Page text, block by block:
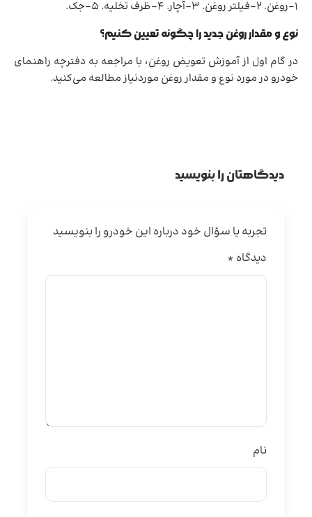
1-روغن. 2-فیلتر روغن. 3-آچار. 4-ظرف تخلیه. 5-جک.
نوع و مقدار روغن جدید را چگونه تعیین کنیم؟
در گام اول از آموزش تعویض روغن، با مراجعه به دفترچه راهنمای
خودرو در مورد نوع و مقدار روغن موردنیاز مطالعه می‌کنید.
دیدگاهتان را بنویسید
تجربه یا سؤال خود درباره این خودرو را بنویسید
دیدگاه *
نام